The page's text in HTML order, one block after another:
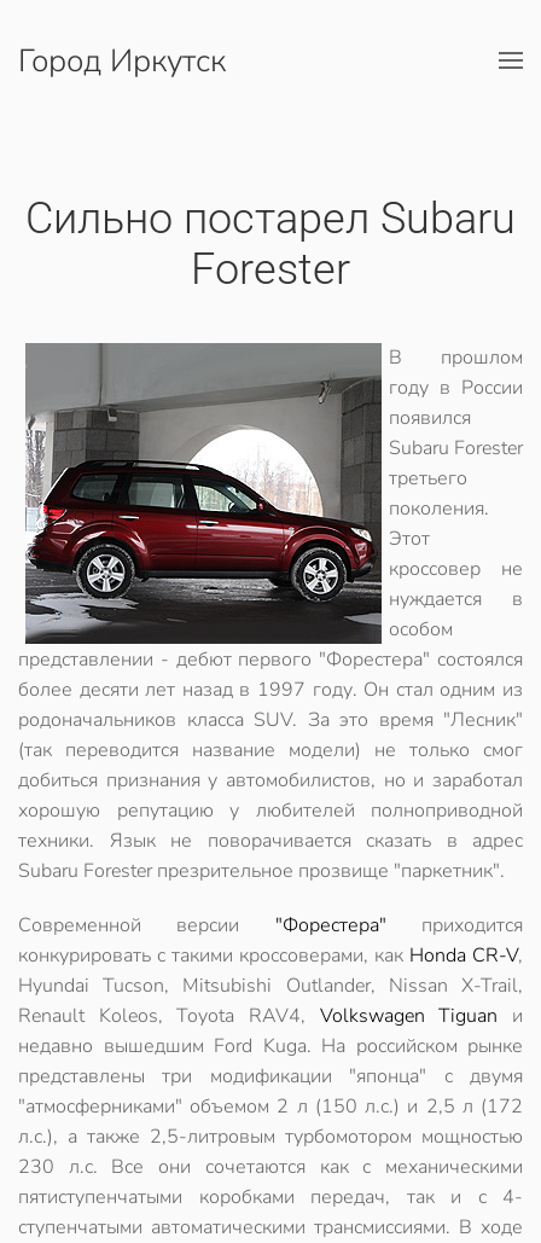
Перейти к содержимому
Город Иркутск
Cильно постарел Subaru
Forester
В прошлом
году в России
появился
Subaru Forester
третьего
поколения.
Этот
кроссовер не
нуждается в
особом
представлении - дебют первого "Форестера" состоялся
более десяти лет назад в 1997 году. Он стал одним из
родоначальников класса SUV. За это время "Лесник"
(так переводится название модели) не только смог
добиться признания у автомобилистов, но и заработал
хорошую репутацию у любителей полноприводной
техники. Язык не поворачивается сказать в адрес
Subaru Forester презрительное прозвище "паркетник".
Современной версии "Форестера" приходится
конкурировать с такими кроссоверами, как Honda CR-V,
Hyundai Tucson, Mitsubishi Outlander, Nissan X-Trail,
Renault Koleos, Toyota RAV4, Volkswagen Tiguan и
недавно вышедшим Ford Kuga. На российском рынке
представлены три модификации "японца" с двумя
"атмосферниками" объемом 2 л (150 л.с.) и 2,5 л (172
л.с.), а также 2,5-литровым турбомотором мощностью
230 л.с. Все они сочетаются как с механическими
пятиступенчатыми коробками передач, так и с 4-
ступенчатыми автоматическими трансмиссиями. В ходе